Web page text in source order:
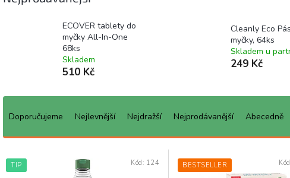
ECOVER tablety do
myčky All-In-One
68ks
Skladem
510 Kč
Cleanly Eco
myčky, 64ks
Skladem u
249 Kč
Ř
e
Doporučujeme Nejlevnější Nejdražší Nejprodávanější Abecedně
V
ý TIP Kód: 124 BESTSELLER